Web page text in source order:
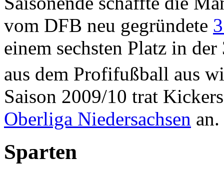
vom DFB neu gegründete
einem sechsten Platz in
aus dem Profifußball aus
Saison 2009/10 trat
Oberliga Niedersachsen an.
Sparten